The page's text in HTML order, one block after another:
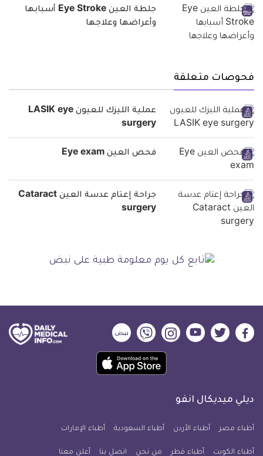
جلطة العين Eye Stroke أسبابها
وأعراضها وعلاجها
فحوصات متعلقة
عملية الليزك للعيون LASIK eye
surgery
فحص العين Eye exam
جراحة إعتام عدسة العين Cataract
surgery
ديلي
فيسبوك
ديلي
تويتر
ديلي
ميديكال
يوتيوب
ديلي
ميديكال
انفو
ديلي
ميديكال
انفو
ديلي
ميديكال
انفو
حمل
تطبيق
معلومة
للآيفون
ديلي ميديكال انفو
أطباء مصر أطباء الأردن أطباء السعودية أطباء الإمارات
أطباء الكويت أطباء قطر من نحن اتصل بنا أعلن معنا